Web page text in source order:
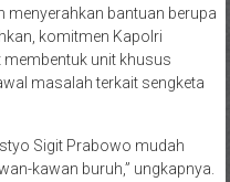
menyerahkan bantuan berupa
komitmen Kapolri
unit khusus
masalah terkait sengketa
Sigit Prabowo mudah
kawan buruh,” ungkapnya.